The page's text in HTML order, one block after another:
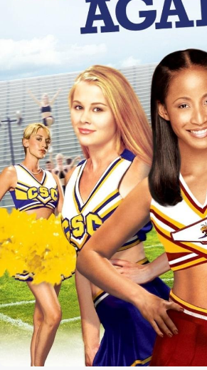
zunächst wie ein Routineeinsatz
bald zu einer tödlichen Gefahr für